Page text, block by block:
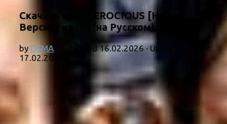
Скачать игру FEROCIOUS [Новая
Версия] на ПК (на Русском)
by DEMA · Published16.02.2026· Updated
17.02.2026